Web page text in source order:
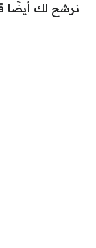
نرشح لك أيضًا